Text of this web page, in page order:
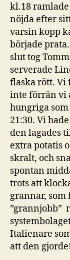
kl.18
nöjda efter
varsin kopp
började
slut tog
serverade
flaska rött. Vi
inte förrän vi
hungriga
21:30. Vi
den lagades
extra potatis
skralt, och
spontan
trots att
grannar, som
”grannjobb”
Italienare
att den gjorde!